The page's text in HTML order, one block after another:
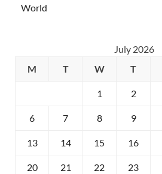
World
July 2026
M
T W T
1 2
6 7 8 9
13 14 15 16
20 21 22 23